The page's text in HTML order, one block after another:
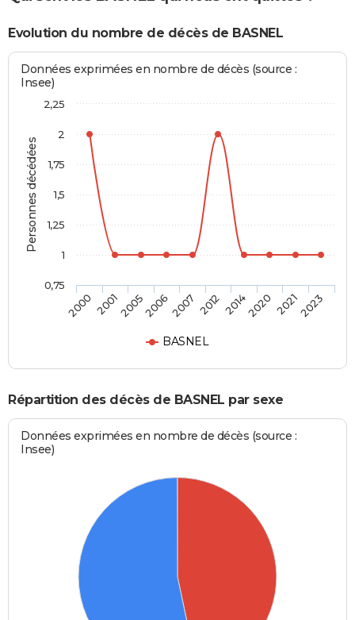
Evolution du nombre de décès de BASNEL
Personnes décédées
Données exprimées en nombre de décès (source :
Insee)
BASNEL
2000 2001200520062007 2012 20142020 20212023
0,75
1
1,25
1,5
1,75
2
2,25
Répartition des décès de BASNEL par sexe
Données exprimées en nombre de décès (source :
Insee)